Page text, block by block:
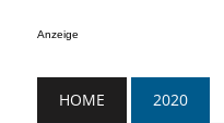
Anzeige
HOME 2020